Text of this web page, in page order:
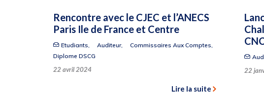
Rencontre avec le CJEC et l’ANECS
Paris Ile de France et Centre
Etudiants, Auditeur, Commissaires Aux Comptes,
Diplome DSCG
22 avril 2024
Lire la suite
22